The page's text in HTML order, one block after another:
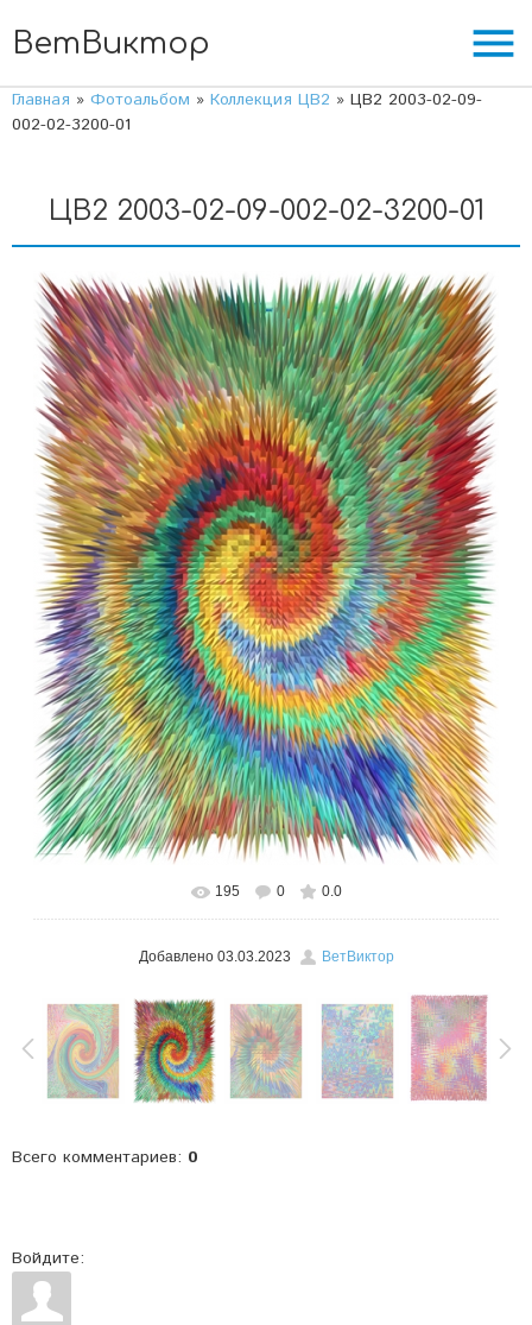
ВетВиктор menu
Главная » Фотоальбом » Коллекция ЦВ2 » ЦВ2 2003-02-09-
002-02-3200-01
ЦВ2 2003-02-09-002-02-3200-01
В реальном размере 470x600
195 0 0.0
Добавлено03.03.2023 ВетВиктор
Всего комментариев: 0
Войдите: